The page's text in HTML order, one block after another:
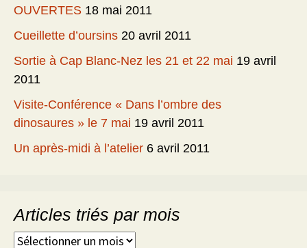
OUVERTES 18 mai 2011
Cueillette d’oursins 20 avril 2011
Sortie à Cap Blanc-Nez les 21 et 22 mai 19 avril
2011
Visite-Conférence « Dans l’ombre des
dinosaures » le 7 mai 19 avril 2011
Un après-midi à l’atelier 6 avril 2011
Articles triés par mois
Articles